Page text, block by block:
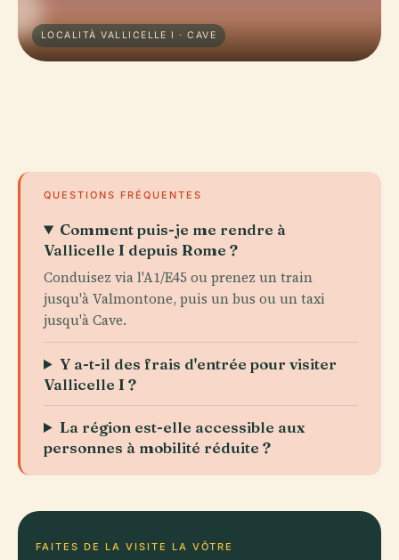
LOCALITÀ VALLICELLE I · CAVE
QUESTIONS FRÉQUENTES
Comment puis-je me rendre à
Vallicelle I depuis Rome ?
Conduisez via l'A1/E45 ou prenez un train
jusqu'à Valmontone, puis un bus ou un taxi
jusqu'à Cave.
Y a-t-il des frais d'entrée pour visiter
Vallicelle I ?
La région est-elle accessible aux
personnes à mobilité réduite ?
FAITES DE LA VISITE LA VÔTRE